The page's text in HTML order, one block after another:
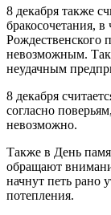
8 декабря также
бракосочетания,
Рождественского
невозможным.
неудачным
8 декабря
согласно
невозможно.
Также в День
обращают
начнут петь рано
потепления.